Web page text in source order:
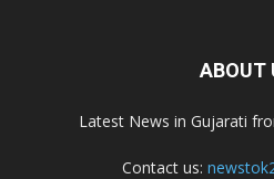
ABOUT
Latest News in Gujarati
Contact us: